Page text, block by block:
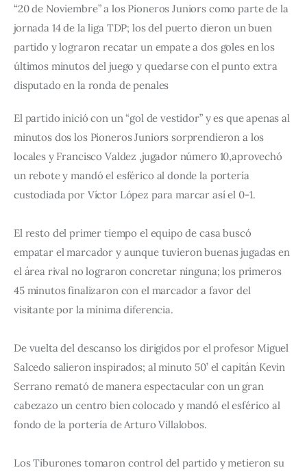
“20 de Noviembre” a los Pioneros Juniors como parte de la
jornada 14 de la liga TDP; los del puerto dieron un buen
partido y lograron recatar un empate a dos goles en los
últimos minutos del juego y quedarse con el punto extra
disputado en la ronda de penales
El partido inició con un “gol de vestidor” y es que apenas al
minutos dos los Pioneros Juniors sorprendieron a los
locales y Francisco Valdez ,jugador número 10,aprovechó
un rebote y mandó el esférico al donde la portería
custodiada por Víctor López para marcar así el 0-1.
El resto del primer tiempo el equipo de casa buscó
empatar el marcador y aunque tuvieron buenas jugadas en
el área rival no lograron concretar ninguna; los primeros
45 minutos finalizaron con el marcador a favor del
visitante por la mínima diferencia.
De vuelta del descanso los dirigidos por el profesor Miguel
Salcedo salieron inspirados; al minuto 50’ el capitán Kevin
Serrano remató de manera espectacular con un gran
cabezazo un centro bien colocado y mandó el esférico al
fondo de la portería de Arturo Villalobos.
Los Tiburones tomaron control del partido y metieron su